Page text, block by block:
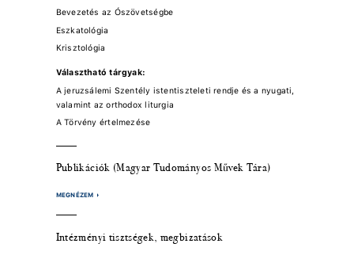
Bevezetés az Ószövetségbe
Eszkatológia
Krisztológia
Választható tárgyak:
A jeruzsálemi Szentély istentiszteleti rendje és a nyugati,
valamint az orthodox liturgia
A Törvény értelmezése
Publikációk (Magyar Tudományos Művek Tára)
MEGNÉZEM
Intézményi tisztségek, megbizatások